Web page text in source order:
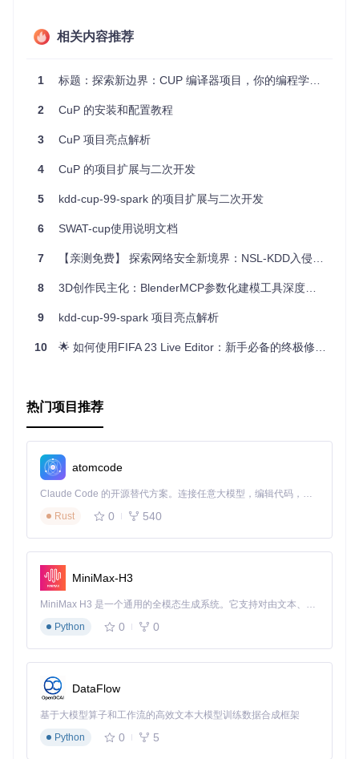
前就无类型错误，增强了程序的稳定性。
活跃的社区- 通过多种社交平台（如 Discord、Slack、Ma
供了及时的技术支持和交流空间。
总结来说，Cup 语言是一个充满创新精神的项目，它以独特的
领略到编程的乐趣。无论你是经验丰富的程序员还是刚刚入门
的 Cup 编程之旅吧！
相关内容推荐
1 标题：探索新边界：CUP 编译器项目，你的编程学习新伙伴！
2 CuP 的安装和配置教程
3 CuP 项目亮点解析
4 CuP 的项目扩展与二次开发
5 kdd-cup-99-spark 的项目扩展与二次开发
6 SWAT-cup使用说明文档
7 【亲测免费】 探索网络安全新境界：NSL-KDD入侵检测数据集深度剖析
8 3D创作民主化：BlenderMCP参数化建模工具深度指南
9 kdd-cup-99-spark 项目亮点解析
10 🌟 如何使用FIFA 23 Live Editor：新手必备的终极修改工具指南
热门项目推荐
atomcode
Claude Code 的开源替代方案。连接任意大模型，编辑代码，运行命令，自动验证 — 全自动执行。用 Rust 构建，极致性能。 ｜ An open-source alternative to Claude Code. Connect any LLM, edit code, run commands, and verify changes — autonomously. Built in Rust for speed. Get Started
Rust
0 540
MiniMax-H3
MiniMax H3 是一个通用的全模态生成系统。它支持对由文本、图像、视频和音频组成的多模态上下文进行统一理解，并能生成分辨率高达 2K、时长可达 15 秒的带原生立体声音频的视频。得益于面向任务泛化的系统设计，H3 在预训练阶段就已具备广泛的多模态上下文理解与生成能力，能够出色地执行复杂的多模态指令。
Python
0 0
DataFlow
基于大模型算子和工作流的高效文本大模型训练数据合成框架
Python
0 5